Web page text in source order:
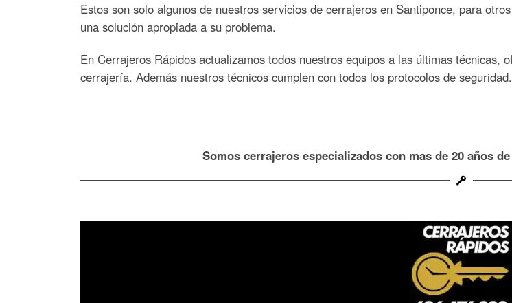
Estos son solo algunos de nuestros servicios de cerrajeros en Santiponce, para
una solución apropiada a su problema.
En Cerrajeros Rápidos actualizamos todos nuestros equipos a las últimas técnicas,
cerrajería. Además nuestros técnicos cumplen con todos los protocolos de
Somos cerrajeros especializados con mas de 20 años